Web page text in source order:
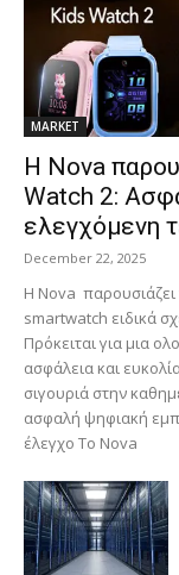
MARKET
Η Nova
Watch 2:
ελεγχόμενη
December 22, 2025
Η Nova
smartwatch ειδικά
Πρόκειται για μια
ασφάλεια και
σιγουριά στην
ασφαλή ψηφιακή
έλεγχο Το Nova